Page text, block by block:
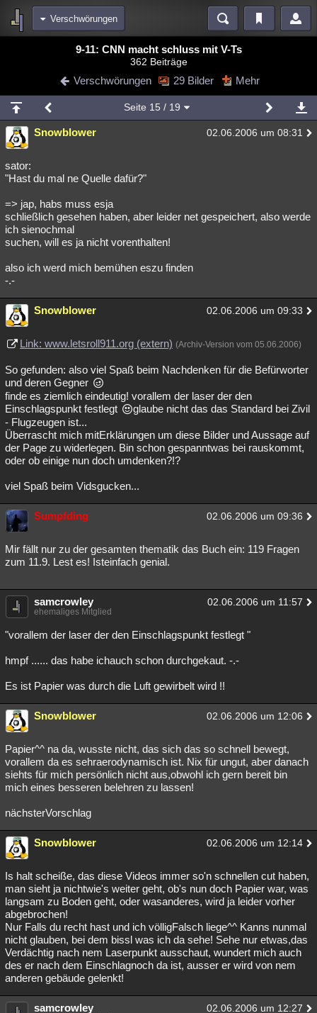
Verschwörungen
Blogs Videos
Chat Wiki Neuigkeiten
meine Rubriken
Menschen Wissenschaft Mystery Kriminalfälle
Spiritualität
weitere Rubriken
Philosophie
Astronomie Helpdesk Gruppen
Übersichten
9-11: CNN macht schluss mit V-Ts
362 Beiträge
Verschwörungen 29 Bilder Mehr
Seite 15 / 19
Snowblower 02.06.2006 um 08:31
sator:
"Hast du mal ne Quelle dafür?"
=> jap, habs muss esja
schließlich gesehen haben, aber leider net gespeichert, also werde
ich sienochmal
suchen, will es ja nicht vorenthalten!
also ich werd mich bemühen eszu finden
-.-
Snowblower 02.06.2006 um 09:33
Link: www.letsroll911.org (extern) (Archiv-Version vom 05.06.2006)
So gefunden: also viel Spaß beim Nachdenken für die Befürworter
und deren Gegner
finde es ziemlich eindeutig! vorallem der laser der den
Einschlagspunkt festlegt
glaube nicht das das Standard bei Zivil
- Flugzeugen ist...
Überrascht mich mitErklärungen um diese Bilder und Aussage auf
der Page zu widerlegen. Bin schon gespanntwas bei rauskommt,
oder ob einige nun doch umdenken?!?
viel Spaß beim Vidsgucken...
Sumpfding 02.06.2006 um 09:36
Mir fällt nur zu der gesamten thematik das Buch ein: 119 Fragen
zum 11.9. Lest es! Isteinfach genial.
samcrowley 02.06.2006 um 11:57
ehemaliges Mitglied
"vorallem der laser der den Einschlagspunkt festlegt "
hmpf ...... das habe ichauch schon durchgekaut. -.-
Es ist Papier was durch die Luft gewirbelt wird !!
Snowblower 02.06.2006 um 12:06
Papier^^ na da, wusste nicht, das sich das so schnell bewegt,
vorallem da es sehraerodynamisch ist. Nix für ungut, aber danach
siehts für mich persönlich nicht aus,obwohl ich gern bereit bin
mich eines besseren belehren zu lassen!
nächsterVorschlag
Snowblower 02.06.2006 um 12:14
Is halt scheiße, das diese Videos immer so'n schnellen cut haben,
man sieht ja nichtwie's weiter geht, ob's nun doch Papier war, was
langsam zu Boden geht, oder wasanderes, wird ja leider vorher
abgebrochen!
Nur Falls du recht hast und ich völligFalsch liege^^ Kanns nunmal
nicht glauben, bei dem bissl was ich da sehe! Sehe nur etwas,das
Verdächtig nach nem Laserpunkt ausschaut, wundert mich auch
des er nach dem Einschlagnoch da ist, ausser er wird von nem
anderen gebäude gelenkt!
samcrowley 02.06.2006 um 12:27